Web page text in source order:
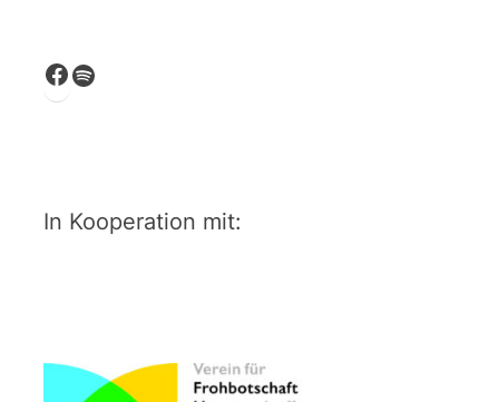
Facebook
Spotify
In Kooperation mit: